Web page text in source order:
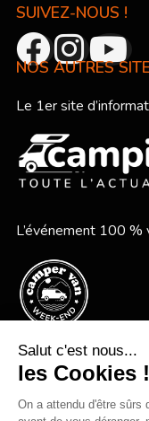
SUIVEZ-NOUS !
NOS AUTRES
Le 1er site
L’événement 100 %
Le festival vanlife en